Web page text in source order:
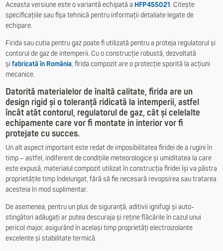
Aceasta versiune este o variantă echipată a HFP455021. Citește
specificațiile sau fișa tehnică pentru informații detaliate legate de
echipare.
Firida sau cutia pentru gaz poate fi utilizată pentru a proteja regulatorul și
contorul de gaz de intemperii. Cu o construcție robustă, dezvoltată
și fabricată în România, firida compozit are o protecție sporită la acțiuni
mecanice.
Datorită materialelor de înaltă calitate, firida are un
design rigid și o toleranță ridicată la intemperii, astfel
încât atât contorul, regulatorul de gaz, cât și celelalte
echipamente care vor fi montate in interior vor fi
protejate cu succes.
Un alt aspect important este redat de imposibilitatea firidei de a rugini în
timp – astfel, indiferent de condițiile meteorologice și umiditatea la care
este expusă, materialul compozit utilizat în construcția firidei își va păstra
proprietățile timp îndelungat, fără să fie necesară revopsirea sau tratarea
acesteia în mod suplimentar.
De asemenea, pentru un plus de siguranță, aditivii ignifugi și auto-
stingători adăugați ar putea descuraja și reține flăcările în cazul unui
pericol major, asigurând în același timp proprietăți electroizolante
excelente și stabilitate termică.